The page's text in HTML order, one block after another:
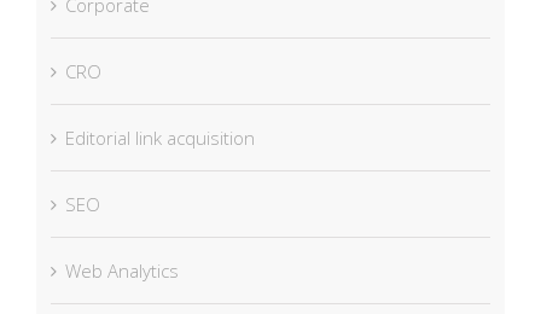
Corporate
CRO
Editorial link acquisition
SEO
Web Analytics